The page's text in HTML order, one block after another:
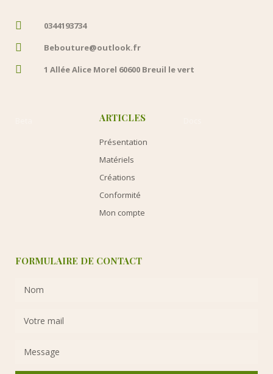
0344193734
Bebouture@outlook.fr
1 Allée Alice Morel 60600 Breuil le vert
ARTICLES
Présentation
Matériels
Créations
Conformité
Mon compte
FORMULAIRE DE CONTACT